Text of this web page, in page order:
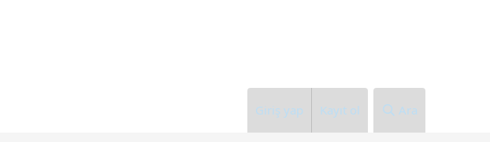
Giriş yap Kayıt ol Ara